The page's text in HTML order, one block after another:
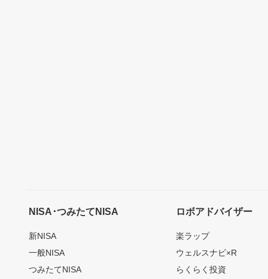
NISA･つみたてNISA
新NISA
一般NISA
つみたてNISA
ロボアドバイザー
楽ラップ
ウェルスナビ×R
らくらく投資